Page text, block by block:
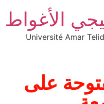
الأغواط
Université Amar
على